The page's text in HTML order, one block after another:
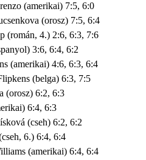
(amerikai) 7:5, 6:0
(orosz) 7:5, 6:4
(román, 4.) 2:6, 6:3, 7:6
3:6, 6:4, 6:2
(amerikai) 4:6, 6:3, 6:4
(belga) 6:3, 7:5
(orosz) 6:2, 6:3
6:4, 6:3
(cseh) 6:2, 6:2
6.) 6:4, 6:4
(amerikai) 6:4, 6:4